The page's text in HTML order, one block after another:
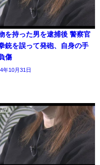
を持った男を逮捕後 警察官
銃を誤って発砲、自身の手
傷
年10月31日